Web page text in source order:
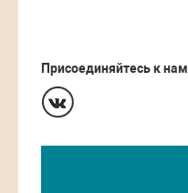
Присоединяйтесь к нам